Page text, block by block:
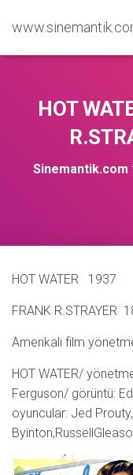
HOT
Sinemantik.com
HOT WATER 1937
FRANK R.STRAYER
Amerikalı film
HOT WATER/
Ferguson/ görüntü:
oyuncular: Jed